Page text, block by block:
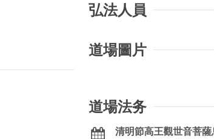
弘法人員
道場圖片
道場法务
清明節高王觀世音菩薩